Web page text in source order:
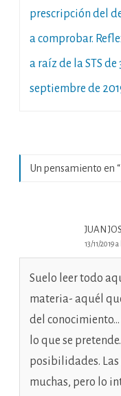
de
entradas
prescripción del
a comprobar.
a raíz de la STS de
septiembre de
Un pensamiento en “
JUAN
13/11/2019 a
Suelo leer todo
materia- aquél
del conocimiento…
lo que se
posibilidades. Las
muchas, pero lo